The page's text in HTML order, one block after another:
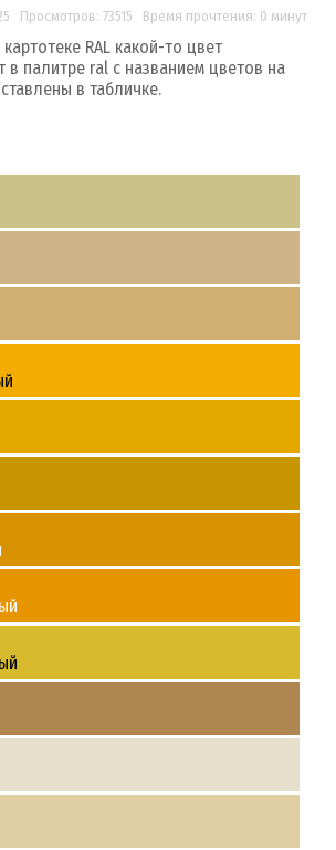
Просмотров: 73515 Время прочтения: 0 минут
RAL какой-то цвет
в палитре ral с названием цветов на
в табличке.